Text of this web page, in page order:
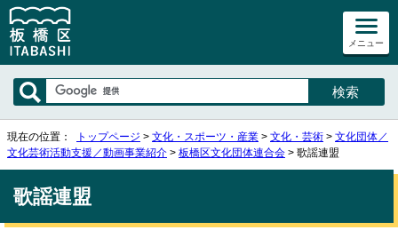
メニュー
現在の位置： トップページ > 文化・スポーツ・産業 > 文化・芸術 > 文化団体／
文化芸術活動支援／動画事業紹介 > 板橋区文化団体連合会 > 歌謡連盟
歌謡連盟